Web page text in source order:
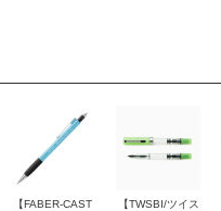
【FABER-CAST
【TWSBI/ツイス